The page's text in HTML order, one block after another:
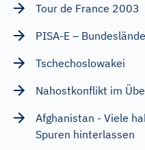
Tour de France 2003
PISA-E –
Tschechoslowakei
Nahostkonflikt im
Afghanistan - Viele
Spuren hinterlassen